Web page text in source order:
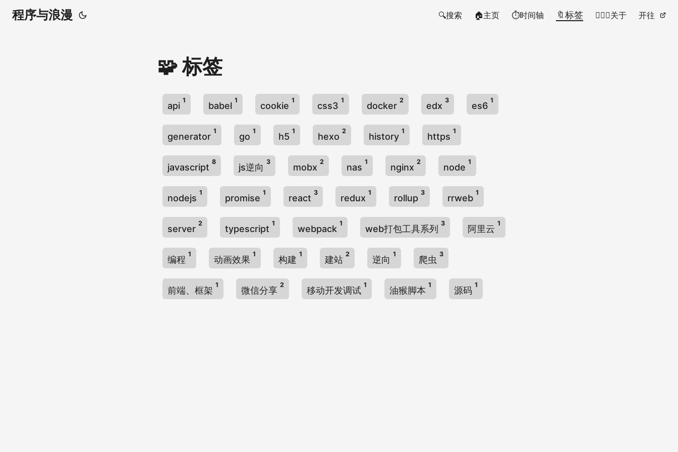
程序与浪漫 🔍搜索 🏠主页 ⏱时间轴 🔖标签 🙋🏻‍♂️关于 开往
🧩 标签
api
1
babel
1
cookie
1
css3
1
docker
2
edx
3
es6
1
generator
1
go
1
h5
1
hexo
2
history
1
https
1
javascript
8
js逆向
3
mobx
2
nas
1
nginx
2
node
1
nodejs
1
promise
1
react
3
redux
1
rollup
3
rrweb
1
server
2
typescript
1
webpack
1
web打包工具系列
3
阿里云
1
编程
1
动画效果
1
构建
1
建站
2
逆向
1
爬虫
3
前端、框架
1
微信分享
2
移动开发调试
1
油猴脚本
1
源码
1